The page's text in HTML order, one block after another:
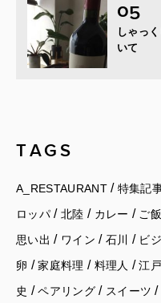
しゃっ
いて
TAGS
A_RESTAURANT/ 特集記
ロッパ/ 北陸 / カレー / ご飯
思い出 / ワイン / 石川 / ビ
卵 /家庭料理 / 料理人 /江
史 /ペアリング/ スイーツ /